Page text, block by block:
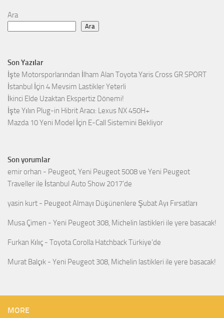
Ara
Ara
Son Yazılar
İşte Motorsporlarından İlham Alan Toyota Yaris Cross GR SPORT
İstanbul İçin 4 Mevsim Lastikler Yeterli
İkinci Elde Uzaktan Ekspertiz Dönemi!
İşte Yılın Plug-in Hibrit Aracı: Lexus NX 450H+
Mazda 10 Yeni Model İçin E-Call Sistemini Bekliyor
Son yorumlar
emir orhan - Peugeot, Yeni Peugeot 5008 ve Yeni Peugeot
Traveller ile İstanbul Auto Show 2017’de
yasin kurt - Peugeot Almayı Düşünenlere Şubat Ayı Fırsatları
Musa Çimen - Yeni Peugeot 308, Michelin lastikleri ile yere basacak!
Furkan Kılıç - Toyota Corolla Hatchback Türkiye’de
Murat Balçık - Yeni Peugeot 308, Michelin lastikleri ile yere basacak!
MORE